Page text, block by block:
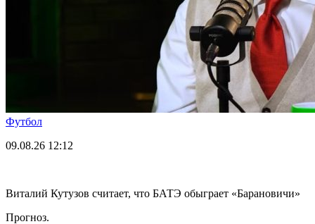
Футбол
09.08.26 12:12
Виталий Кутузов считает, что БАТЭ обыграет «Барановичи»
Прогноз.